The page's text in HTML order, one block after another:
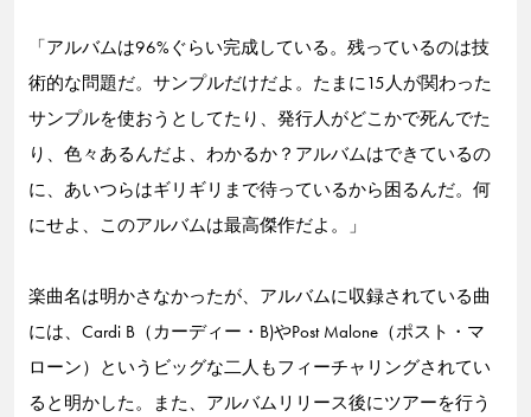
「アルバムは96%ぐらい完成している。残っているのは技
術的な問題だ。サンプルだけだよ。たまに15人が関わった
サンプルを使おうとしてたり、発行人がどこかで死んでた
り、色々あるんだよ、わかるか？アルバムはできているの
に、あいつらはギリギリまで待っているから困るんだ。何
にせよ、このアルバムは最高傑作だよ。」
楽曲名は明かさなかったが、アルバムに収録されている曲
には、Cardi B（カーディー・B)やPost Malone（ポスト・マ
ローン）というビッグな二人もフィーチャリングされてい
ると明かした。また、アルバムリリース後にツアーを行う